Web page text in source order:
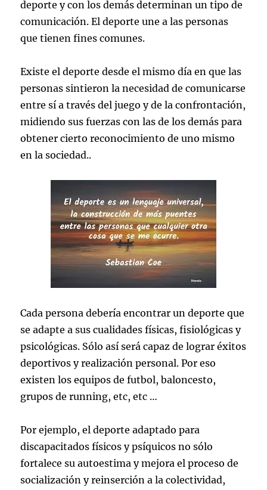
deporte y con los demás determinan un tipo de
comunicación. El deporte une a las personas
que tienen fines comunes.
Existe el deporte desde el mismo día en que las
personas sintieron la necesidad de comunicarse
entre sí a través del juego y de la confrontación,
midiendo sus fuerzas con las de los demás para
obtener cierto reconocimiento de uno mismo
en la sociedad..
Cada persona debería encontrar un deporte que
se adapte a sus cualidades físicas, fisiológicas y
psicológicas. Sólo así será capaz de lograr éxitos
deportivos y realización personal. Por eso
existen los equipos de futbol, baloncesto,
grupos de running, etc, etc …
Por ejemplo, el deporte adaptado para
discapacitados físicos y psíquicos no sólo
fortalece su autoestima y mejora el proceso de
socialización y reinserción a la colectividad,